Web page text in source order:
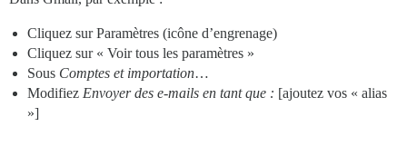
Cliquez sur Paramètres (icône d’engrenage)
Cliquez sur « Voir tous les paramètres »
Sous Comptes et importation…
Modifiez Envoyer des e-mails en tant que : [ajoutez vos « alias
»]